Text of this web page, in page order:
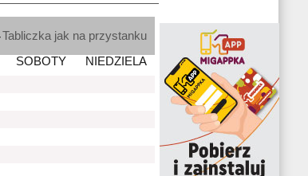
Tabliczka jak na przystanku
SOBOTY
NIEDZIELA